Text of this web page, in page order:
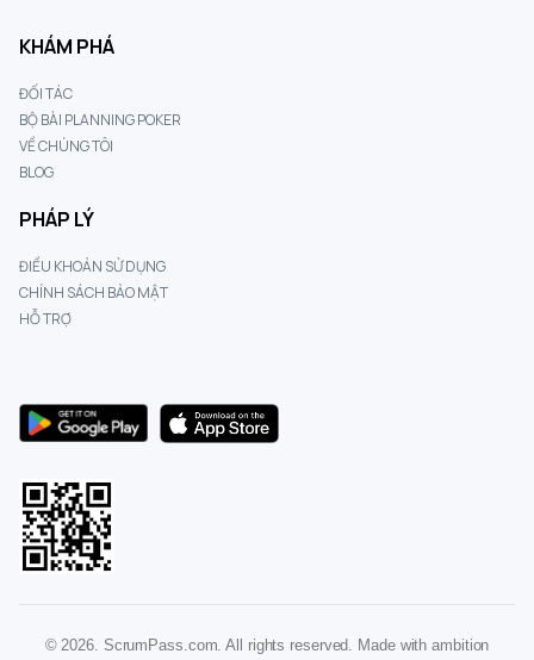
KHÁM PHÁ
ĐỐI TÁC
BỘ BÀI PLANNING POKER
VỀ CHÚNG TÔI
BLOG
PHÁP LÝ
ĐIỀU KHOẢN SỬ DỤNG
CHÍNH SÁCH BẢO MẬT
HỖ TRỢ
© 2026. ScrumPass.com. All rights reserved. Made with ambition